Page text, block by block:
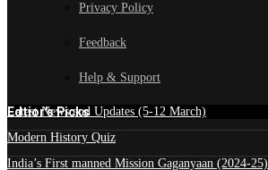
Privacy Policy
Feedback
Help & Support
Edtior's Picks
Latest News and Updates (5-12 March)
Modern History Quiz
India’s First manned Mission Gaganyaan (2024-25)